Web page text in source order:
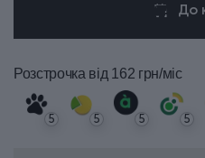
До
Розстрочка від 162 грн/міс
5 5 5 5